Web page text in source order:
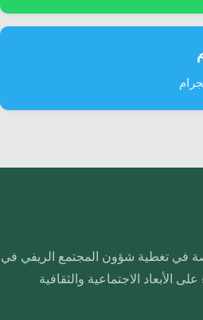
في تغطية شؤون المجتمع الريفي في
الأبعاد الاجتماعية والثقافية